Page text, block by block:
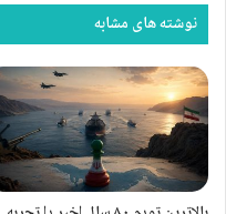
نوشته های مشابه